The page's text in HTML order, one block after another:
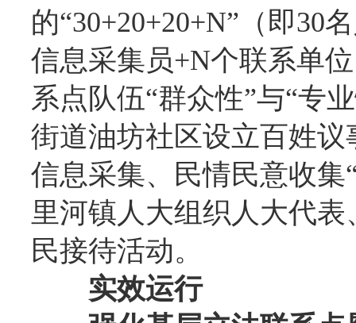
的“30+20+20+N”（即30
信息采集员+N个联系单
系点队伍“群众性”与“专
街道油坊社区设立百姓
信息采集、民情民意收
里河镇人大组织人大代
民接待活动。
实效运行